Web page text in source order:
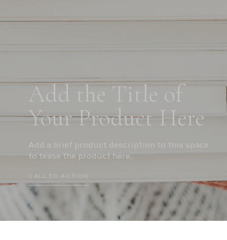
CALL TO ACTION
Add a brief product description to this space
to tease the product here.
Add the Title of
Your Product Here